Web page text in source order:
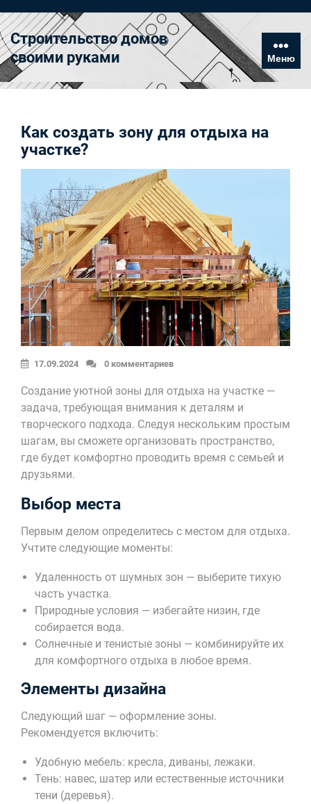
к
содержимому
Строительство домов
своими руками
Меню
Как создать зону для отдыха на
участке?
17.09.2024 0 комментариев
Создание уютной зоны для отдыха на участке —
задача, требующая внимания к деталям и
творческого подхода. Следуя нескольким простым
шагам, вы сможете организовать пространство,
где будет комфортно проводить время с семьей и
друзьями.
Выбор места
Первым делом определитесь с местом для отдыха.
Учтите следующие моменты:
Удаленность от шумных зон — выберите тихую
часть участка.
Природные условия — избегайте низин, где
собирается вода.
Солнечные и тенистые зоны — комбинируйте их
для комфортного отдыха в любое время.
Элементы дизайна
Следующий шаг — оформление зоны.
Рекомендуется включить:
Удобную мебель: кресла, диваны, лежаки.
Тень: навес, шатер или естественные источники
тени (деревья).